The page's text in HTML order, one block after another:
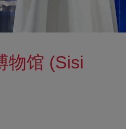
物馆 (Sisi